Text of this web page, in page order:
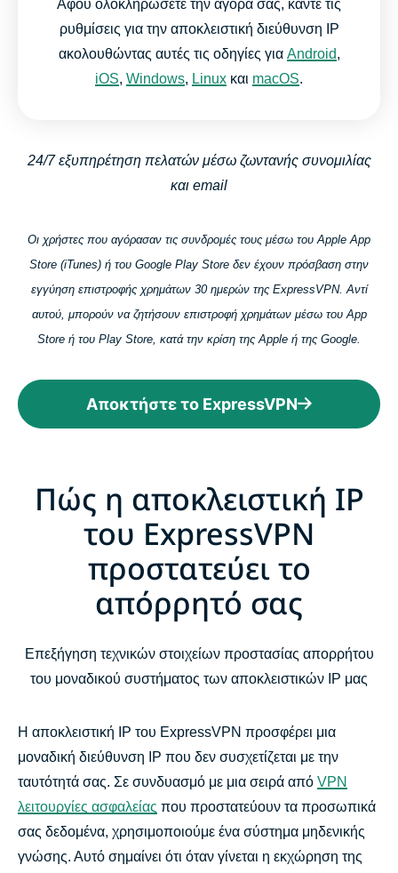
Αφού ολοκληρώσετε την αγορά σας, κάντε τις
ρυθμίσεις για την αποκλειστική διεύθυνση IP
ακολουθώντας αυτές τις οδηγίες για Android,
iOS, Windows, Linux και macOS.
24/7 εξυπηρέτηση πελατών μέσω ζωντανής συνομιλίας
και email
Οι χρήστες που αγόρασαν τις συνδρομές τους μέσω του Apple App
Store (iTunes) ή του Google Play Store δεν έχουν πρόσβαση στην
εγγύηση επιστροφής χρημάτων 30 ημερών της ExpressVPN. Αντί
αυτού, μπορούν να ζητήσουν επιστροφή χρημάτων μέσω του App
Store ή του Play Store, κατά την κρίση της Apple ή της Google.
Αποκτήστε το ExpressVPN
Πώς η αποκλειστική IP
του ExpressVPN
προστατεύει το
απόρρητό σας
Επεξήγηση τεχνικών στοιχείων προστασίας απορρήτου
του μοναδικού συστήματος των αποκλειστικών IP μας
Η αποκλειστική IP του ExpressVPN προσφέρει μια
μοναδική διεύθυνση IP που δεν συσχετίζεται με την
ταυτότητά σας. Σε συνδυασμό με μια σειρά από VPN
λειτουργίες ασφαλείας που προστατεύουν τα προσωπικά
σας δεδομένα, χρησιμοποιούμε ένα σύστημα μηδενικής
γνώσης. Αυτό σημαίνει ότι όταν γίνεται η εκχώρηση της